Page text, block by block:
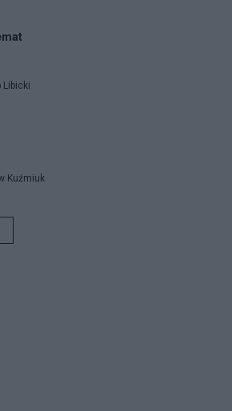
Libicki
Kuźmiuk